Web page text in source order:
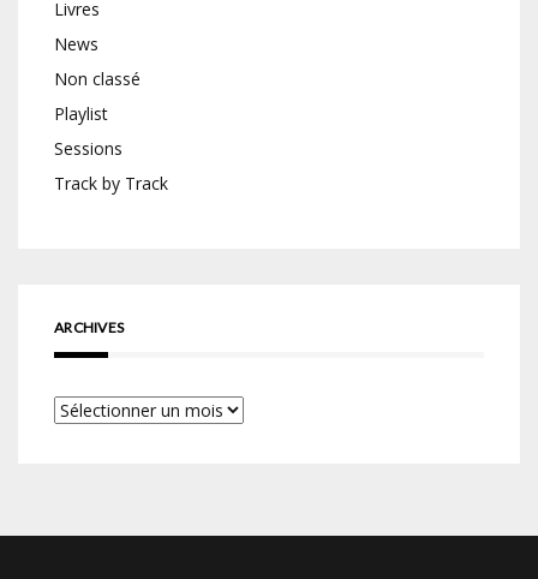
Livres
News
Non classé
Playlist
Sessions
Track by Track
ARCHIVES
Archives